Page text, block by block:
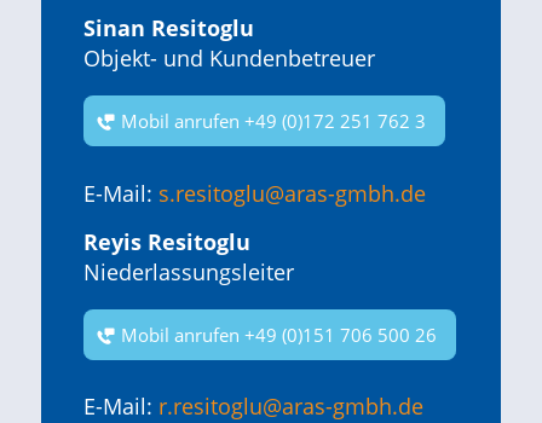
Sinan Resitoglu
Objekt- und Kundenbetreuer
Mobil anrufen +49 (0)172 251 762 3
E-Mail: s.resitoglu@aras-gmbh.de
Reyis Resitoglu
Niederlassungsleiter
Mobil anrufen +49 (0)151 706 500 26
E-Mail: r.resitoglu@aras-gmbh.de